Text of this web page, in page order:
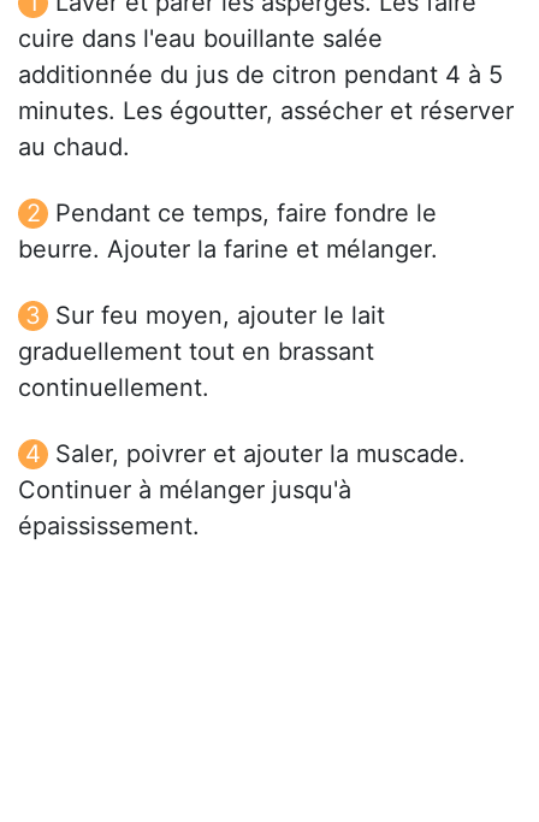
cuire dans l'eau bouillante salée
additionnée du jus de citron pendant 4 à 5
minutes. Les égoutter, assécher et réserver
au chaud.
Pendant ce temps, faire fondre le
beurre. Ajouter la farine et mélanger.
Sur feu moyen, ajouter le lait
graduellement tout en brassant
continuellement.
Saler, poivrer et ajouter la muscade.
Continuer à mélanger jusqu'à
épaississement.